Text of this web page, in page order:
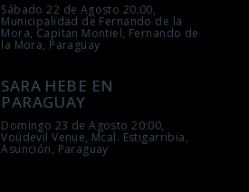
Sábado 22 de Agosto 20:00,
Municipalidad de Fernando de la
Mora, Capitan Montiel, Fernando de
la Mora, Paraguay
SARA HEBE EN
PARAGUAY
Domingo 23 de Agosto 20:00,
Voüdevil Venue, Mcal. Estigarribia,
Asunción, Paraguay